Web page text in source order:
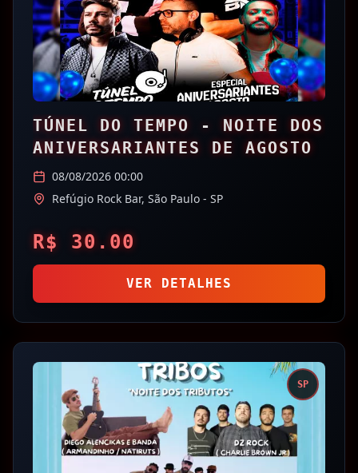
TÚNEL DO TEMPO - NOITE DOS
ANIVERSARIANTES DE AGOSTO
08/08/2026 00:00
Refúgio Rock Bar, São Paulo - SP
R$ 30.00
VER DETALHES
SP